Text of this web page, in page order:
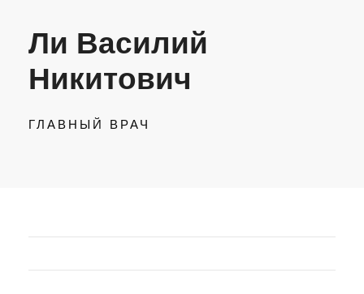
Ли Василий
Никитович
ГЛАВНЫЙ ВРАЧ